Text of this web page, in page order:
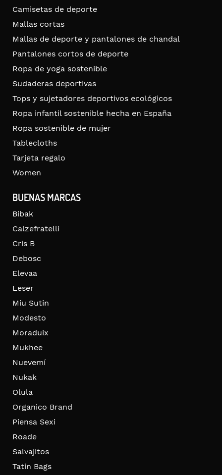
Camisetas de deporte
Mallas cortas
Mallas de deporte y pantalones de chandal
Pantalones cortos de deporte
Ropa de yoga sostenible
Sudaderas deportivas
Tops y sujetadores deportivos ecológicos
Ropa infantil sostenible hecha en España
Ropa sostenible de mujer
Tablecloths
Tarjeta regalo
Women
BUENAS MARCAS
Bibak
Calzefratelli
Cris B
Debosc
Elevaa
Leser
Miu Sutin
Modesto
Moraduix
Mukhee
Nuevemí
Nukak
Olula
Organico Brand
Piensa Sexi
Roade
Salvajitos
Tatin Bags